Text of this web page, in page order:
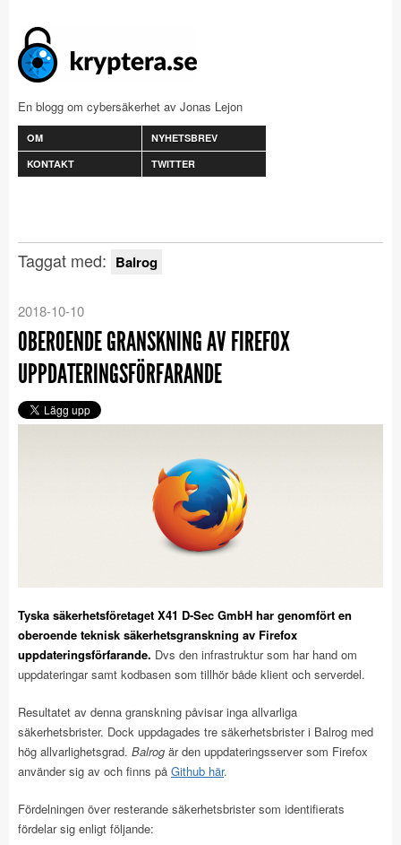
En blogg om cybersäkerhet av Jonas Lejon
OM
NYHETSBREV
KONTAKT
TWITTER
Taggat med: Balrog
2018-10-10
OBEROENDE GRANSKNING AV FIREFOX
UPPDATERINGSFÖRFARANDE
Tyska säkerhetsföretaget X41 D-Sec GmbH har genomfört en
oberoende teknisk säkerhetsgranskning av Firefox
uppdateringsförfarande. Dvs den infrastruktur som har hand om
uppdateringar samt kodbasen som tillhör både klient och serverdel.
Resultatet av denna granskning påvisar inga allvarliga
säkerhetsbrister. Dock uppdagades tre säkerhetsbrister i Balrog med
hög allvarlighetsgrad. Balrog är den uppdateringsserver som Firefox
använder sig av och finns på Github här.
Fördelningen över resterande säkerhetsbrister som identifierats
fördelar sig enligt följande: